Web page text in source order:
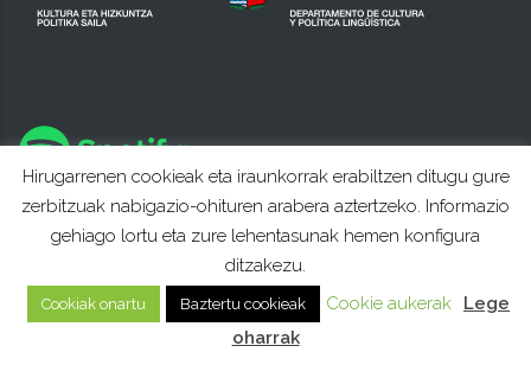
Hirugarrenen cookieak eta iraunkorrak erabiltzen ditugu gure
zerbitzuak nabigazio-ohituren arabera aztertzeko. Informazio
gehiago lortu eta zure lehentasunak hemen konfigura
ditzakezu.
Cookiak onartu Baztertu cookieak Cookie aukerak
Lege
oharrak